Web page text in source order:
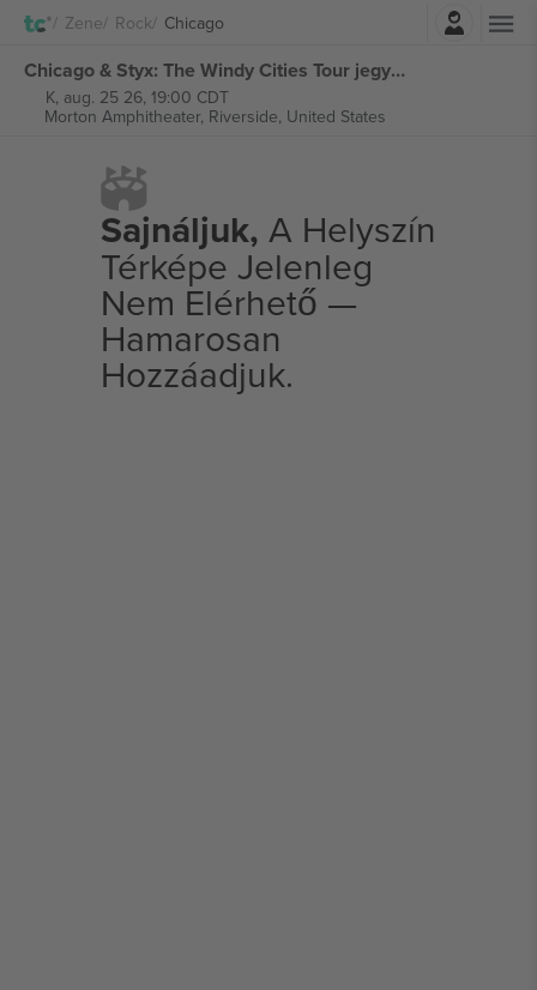
Zene Rock Chicago
Chicago & Styx: The Windy Cities Tour jegyek
K, aug. 25 26, 19:00 CDT
Morton Amphitheater, Riverside, United States
Sajnáljuk, A Helyszín
Térképe Jelenleg
Nem Elérhető —
Hamarosan
Hozzáadjuk.